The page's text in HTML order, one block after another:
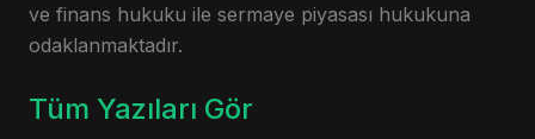
ve finans hukuku ile sermaye piyasası hukukuna
odaklanmaktadır.
Tüm Yazıları Gör